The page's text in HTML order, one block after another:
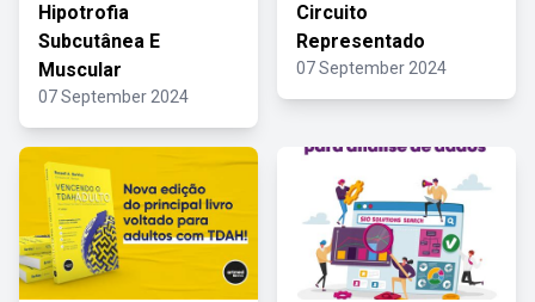
Hipotrofia
Subcutânea E
Muscular
07 September 2024
Circuito
Representado
07 September 2024